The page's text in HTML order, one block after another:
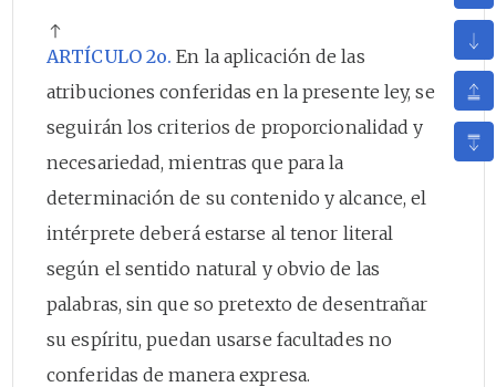
ARTÍCULO 2o. En la aplicación de las
atribuciones conferidas en la presente ley, se
seguirán los criterios de proporcionalidad y
necesariedad, mientras que para la
determinación de su contenido y alcance, el
intérprete deberá estarse al tenor literal
según el sentido natural y obvio de las
palabras, sin que so pretexto de desentrañar
su espíritu, puedan usarse facultades no
conferidas de manera expresa.